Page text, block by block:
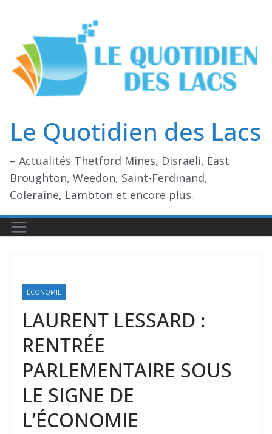
contenu
Le Quotidien des Lacs
– Actualités Thetford Mines, Disraeli, East
Broughton, Weedon, Saint-Ferdinand,
Coleraine, Lambton et encore plus.
ÉCONOMIE
LAURENT LESSARD :
RENTRÉE
PARLEMENTAIRE SOUS
LE SIGNE DE
L’ÉCONOMIE